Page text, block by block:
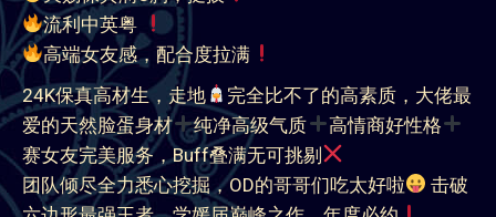
流利中英粤
高端女友感，配合度拉满
24K保真高材生，走地
完全比不了的高素质，大佬最
爱的天然脸蛋身材
纯净高级气质
高情商好性格
赛女友完美服务，Buff叠满无可挑剔
团队倾尽全力悉心挖掘，OD的哥哥们吃太好啦
击破